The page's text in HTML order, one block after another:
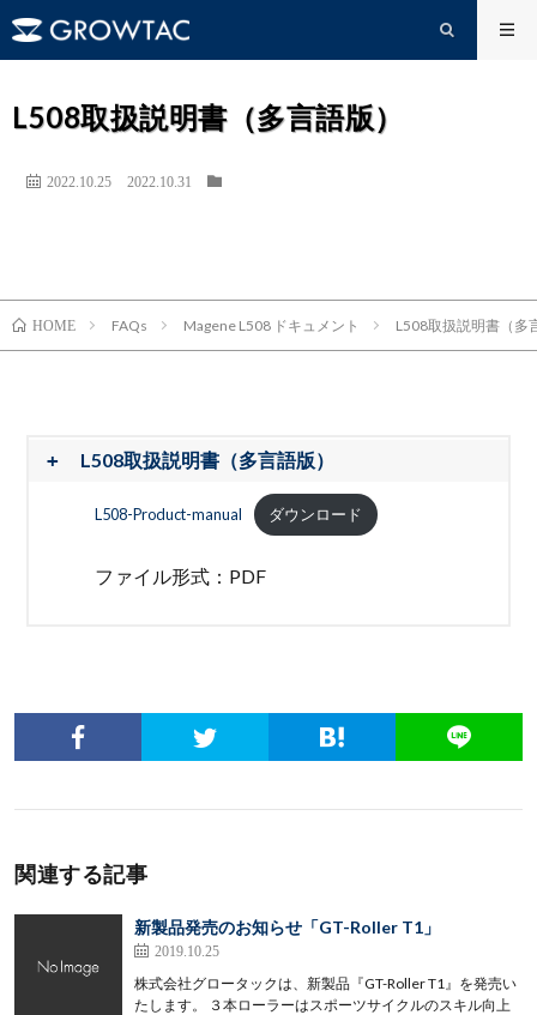
L508取扱説明書（多言語版）
2022.10.25 2022.10.31
HOME FAQs Magene L508 ドキュメント L508取扱説明書（多
L508取扱説明書（多言語版）
L508-Product-manual ダウンロード
ファイル形式：PDF
関連する記事
新製品発売のお知らせ「GT-Roller T1」
2019.10.25
株式会社グロータックは、新製品『GT-Roller T1』を発売い
たします。 ３本ローラーはスポーツサイクルのスキル向上